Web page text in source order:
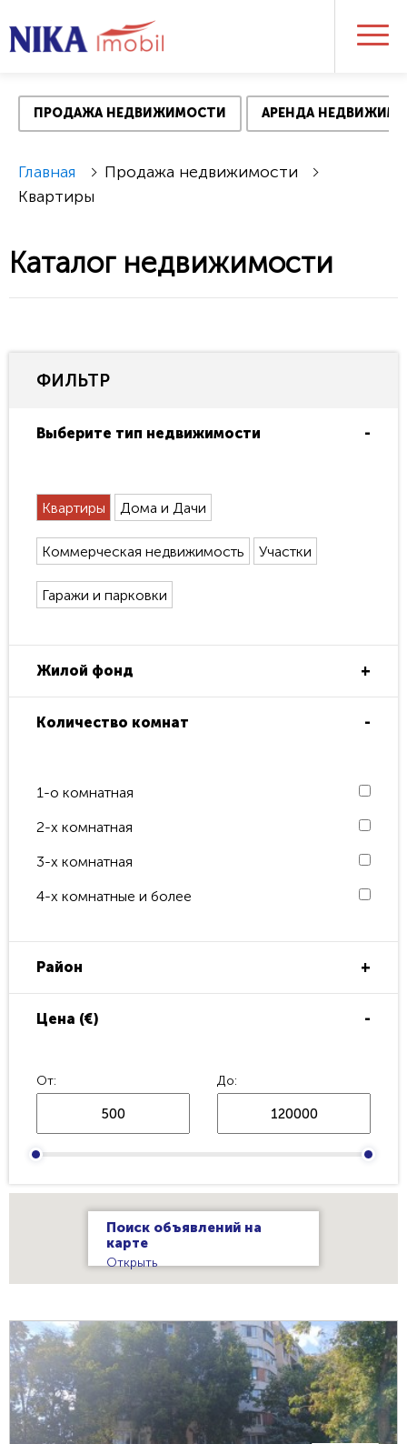
Главная
Продажа недвижимости
Квартиры
ПРОДАЖА НЕДВИЖИМОСТИ АРЕНДА
Каталог недвижимости
ФИЛЬТР
Выберите тип недвижимости
Квартиры Дома и Дачи
Коммерческая недвижимость Участки
Гаражи и парковки
Жилой фонд
Вторичный
Количество комнат
1-о комнатная
2-х комнатная
3-х комнатная
4-х комнатные и более
Район
Центр
Ботаника
Чеканы
Другие населённые пункты
Цена (€)
От: До:
Поиск объявлений на
карте
Открыть